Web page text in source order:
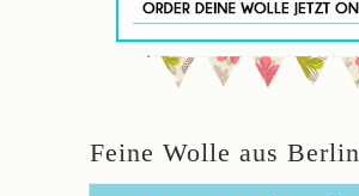
Feine Wolle aus Berlin